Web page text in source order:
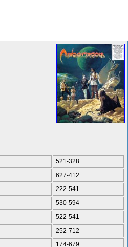
521-328
627-412
222-541
530-594
522-541
252-712
174-679